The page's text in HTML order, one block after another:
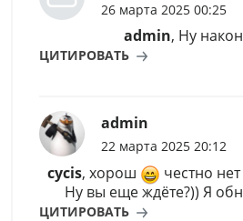
26 марта 2025 00:25
admin, Ну
ЦИТИРОВАТЬ
admin
22 марта 2025 20:12
cycis, хорош
честно
Ну вы еще ждёте?)) Я
ЦИТИРОВАТЬ